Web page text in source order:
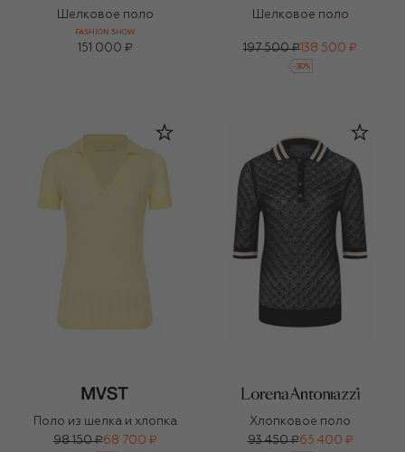
Шелковое поло
FASHION SHOW
151 000 ₽
Шелковое поло
197 500 ₽ 138 500 ₽
-30%
Поло из шелка и хлопка
98 150 ₽68 700 ₽
Хлопковое поло
93 450 ₽65 400 ₽